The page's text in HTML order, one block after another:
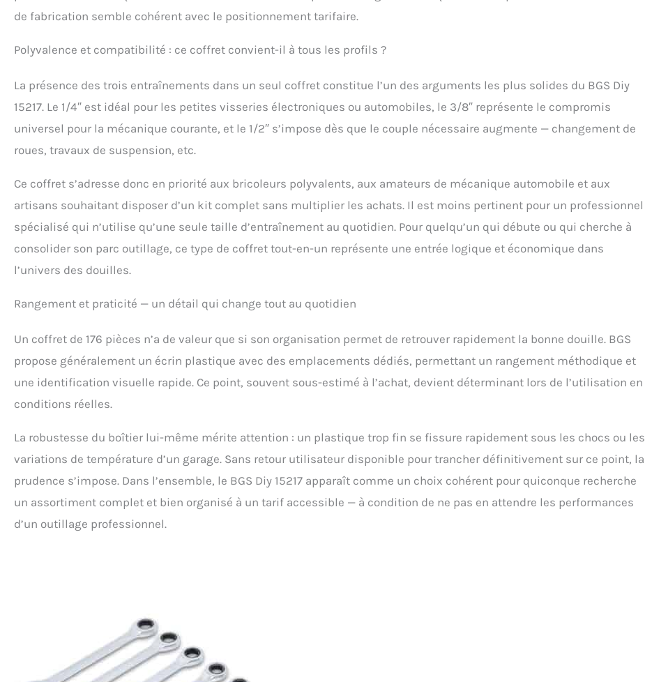
de fabrication semble cohérent avec le positionnement tarifaire.
Polyvalence et compatibilité : ce coffret convient-il à tous les profils ?
La présence des trois entraînements dans un seul coffret constitue l’un des arguments les plus solides du BGS Diy
15217. Le 1/4″ est idéal pour les petites visseries électroniques ou automobiles, le 3/8″ représente le compromis
universel pour la mécanique courante, et le 1/2″ s’impose dès que le couple nécessaire augmente — changement de
roues, travaux de suspension, etc.
Ce coffret s’adresse donc en priorité aux bricoleurs polyvalents, aux amateurs de mécanique automobile et aux
artisans souhaitant disposer d’un kit complet sans multiplier les achats. Il est moins pertinent pour un professionnel
spécialisé qui n’utilise qu’une seule taille d’entraînement au quotidien. Pour quelqu’un qui débute ou qui cherche à
consolider son parc outillage, ce type de coffret tout-en-un représente une entrée logique et économique dans
l’univers des douilles.
Rangement et praticité — un détail qui change tout au quotidien
Un coffret de 176 pièces n’a de valeur que si son organisation permet de retrouver rapidement la bonne douille. BGS
propose généralement un écrin plastique avec des emplacements dédiés, permettant un rangement méthodique et
une identification visuelle rapide. Ce point, souvent sous-estimé à l’achat, devient déterminant lors de l’utilisation en
conditions réelles.
La robustesse du boîtier lui-même mérite attention : un plastique trop fin se fissure rapidement sous les chocs ou les
variations de température d’un garage. Sans retour utilisateur disponible pour trancher définitivement sur ce point, la
prudence s’impose. Dans l’ensemble, le BGS Diy 15217 apparaît comme un choix cohérent pour quiconque recherche
un assortiment complet et bien organisé à un tarif accessible — à condition de ne pas en attendre les performances
d’un outillage professionnel.